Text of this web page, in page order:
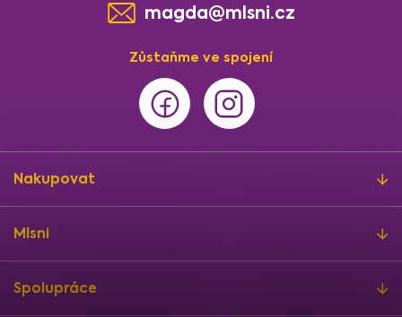
Zůstaňme ve spojení
magda@mlsni.cz
Nakupovat
Mlsni
Spolupráce